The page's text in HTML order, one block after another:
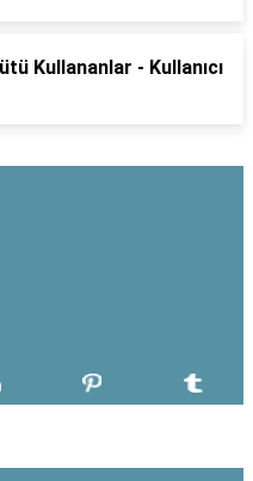
Kullananlar - Kullanıcı